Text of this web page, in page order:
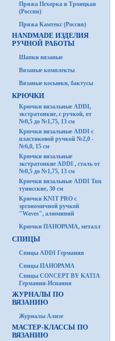
Пряжа Пехорка и Троицкая
(Россия)
Пряжа Камтекс (Россия)
HANDMADE ИЗДЕЛИЯ
РУЧНОЙ РАБОТЫ
Шапки вязаные
Вязаные комплекты
Вязаные косынки, бактусы
КРЮЧКИ
Крючки вязальные ADDI,
экстратонкие, с ручкой, от
№0,5 до №1,75, 13 см
Крючки вязальные ADDI с
пластиковой ручкой №2,0 -
№6,0, 15 см
Крючки вязальные
экстратонкие ADDI , сталь от
№0,5 до №1,75, 13 см
Крючки вязальные ADDI Tun
тунисские, 30 см
Крючки KNIT PRO с
эргономичной ручкой
"Waves", алюминий
Крючки ПАНОРАМА, металл
СПИЦЫ
Спицы ADDI Германия
Спицы ПАНОРАМА
Спицы CONCEPT BY KATIA
Германия-Испания
ЖУРНАЛЫ ПО
ВЯЗАНИЮ
Журналы Ализе
МАСТЕР-КЛАССЫ ПО
ВЯЗАНИЮ